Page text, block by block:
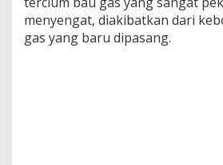
menyengat, diakibatkan dari
gas yang baru dipasang.